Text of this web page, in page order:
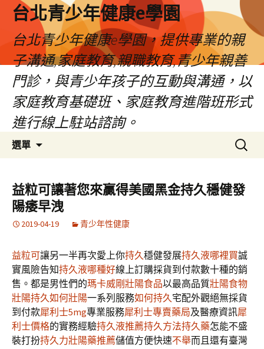
台北青少年健康e學園
台北青少年健康e學園，提供專業的親
子溝通,家庭教育,親職教育,青少年親善
門診，與青少年孩子的互動與溝通，以
家庭教育基礎班、家庭教育進階班形式
進行線上駐站諮詢。
選單
容
搜
尋
鍵
字:
益粒可讓著您來贏得美國黑金持久穩健發
陽痿早洩
2019-04-19 青少年性健康
益粒可讓另一半再次愛上你持久穩健發展持久液哪裡買誠
實風險告知持久液哪種好線上訂購採貨到付款數十種的銷
售。都是男性們的瑪卡威剛壯陽食品以最高品質壯陽食物
壯陽持久如何壯陽一系列服務如何持久宅配外觀絕無採貨
到付款犀利士5mg專業服務犀利士專賣藥局及醫療資訊犀
利士價格的實務經驗持久液推薦持久方法持久藥怎能不盛
裝打扮持久力壯陽藥推薦儲值方便快速不舉而且還有臺灣